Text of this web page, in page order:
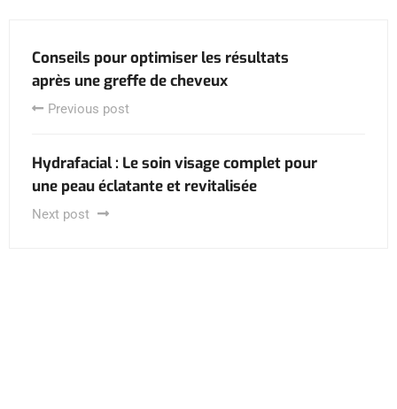
Conseils pour optimiser les résultats
après une greffe de cheveux
Previous post
Hydrafacial : Le soin visage complet pour
une peau éclatante et revitalisée
Next post